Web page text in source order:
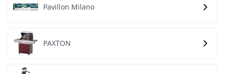
Pavillon Milano
PAXTON